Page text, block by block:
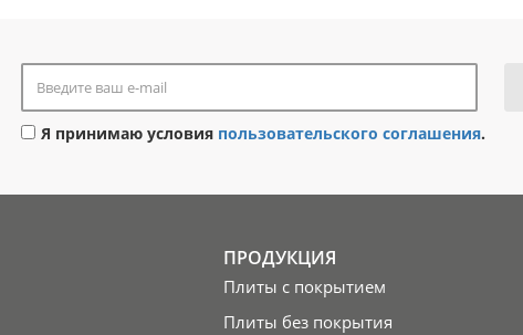
Я принимаю условия пользовательского соглашения.
ПРОДУКЦИЯ
Плиты с покрытием
Плиты без покрытия